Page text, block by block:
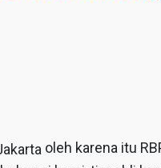
oleh karena itu